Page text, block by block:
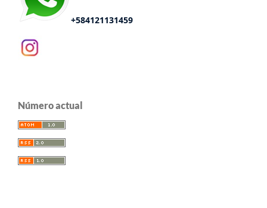
+584121131459
Número actual